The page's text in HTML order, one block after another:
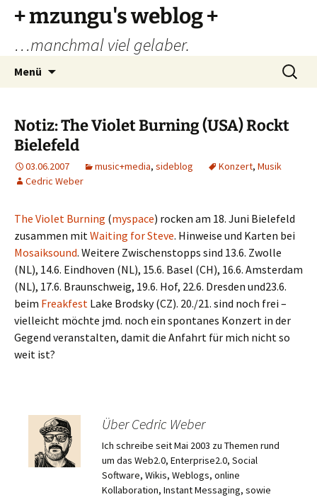
Zum
Inhalt
springen
+ mzungu's weblog +
…manchmal viel gelaber.
Menü
Suchen
nach:
Notiz: The Violet Burning (USA) Rockt
Bielefeld
03.06.2007 music+media, sideblog Konzert, Musik
Cedric Weber
The Violet Burning (myspace) rocken am 18. Juni Bielefeld
zusammen mitWaiting for Steve. Hinweise und Karten bei
Mosaiksound. Weitere Zwischenstopps sind 13.6. Zwolle
(NL), 14.6. Eindhoven (NL), 15.6. Basel (CH), 16.6. Amsterdam
(NL), 17.6. Braunschweig, 19.6. Hof, 22.6. Dresden und23.6.
beim Freakfest Lake Brodsky (CZ). 20./21. sind noch frei –
vielleicht möchte jmd. noch ein spontanes Konzert in der
Gegend veranstalten, damit die Anfahrt für mich nicht so
weit ist?
Über Cedric Weber
Ich schreibe seit Mai 2003 zu Themen rund
um das Web2.0, Enterprise2.0, Social
Software, Wikis, Weblogs, online
Kollaboration, Instant Messaging, sowie